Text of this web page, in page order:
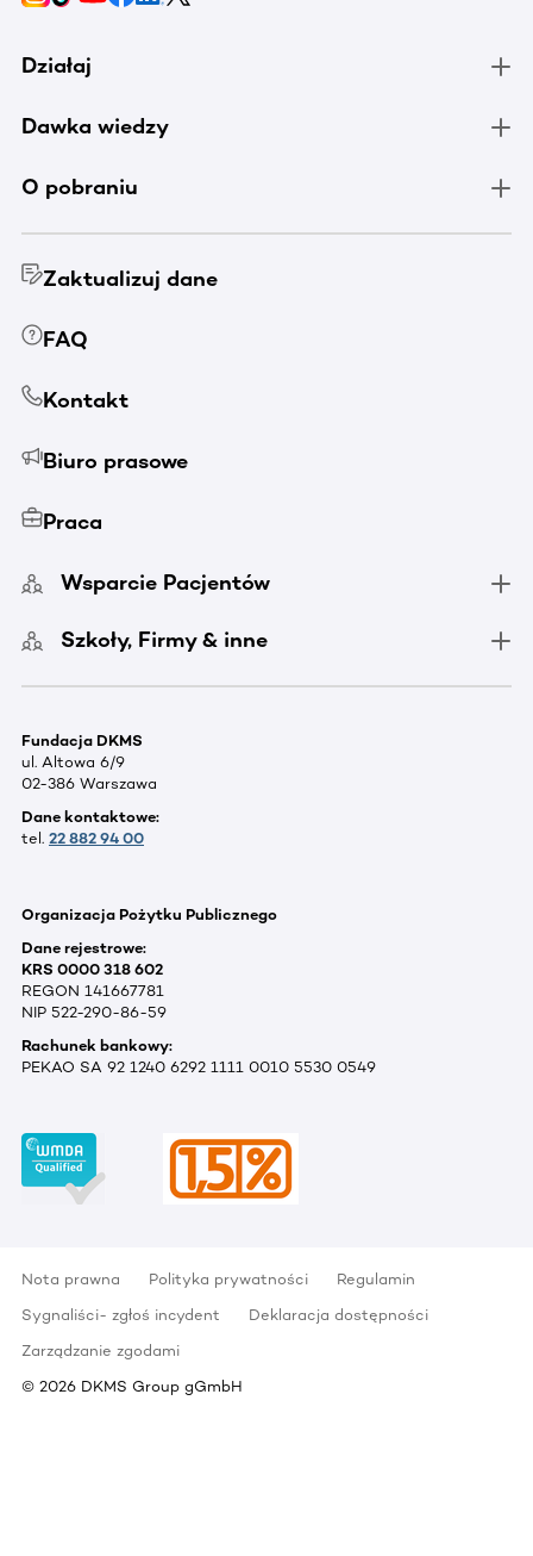
Działaj
Dawka wiedzy
O pobraniu
Zaktualizuj dane
FAQ
Kontakt
Biuro prasowe
Praca
Wsparcie Pacjentów
Szkoły, Firmy & inne
Fundacja DKMS
ul. Altowa 6/9
02-386 Warszawa
Dane kontaktowe:
tel. 22 882 94 00
Organizacja Pożytku Publicznego
Dane rejestrowe:
KRS 0000 318 602
REGON 141667781
NIP 522-290-86-59
Rachunek bankowy:
PEKAO SA 92 1240 6292 1111 0010 5530 0549
Nota prawna Polityka prywatności
Regulamin
Sygnaliści- zgłoś incydent
Deklaracja dostępności
Zarządzanie zgodami
© 2026 DKMS Group gGmbH